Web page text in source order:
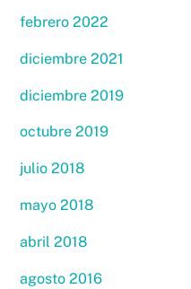
febrero 2022
diciembre 2021
diciembre 2019
octubre 2019
julio 2018
mayo 2018
abril 2018
agosto 2016